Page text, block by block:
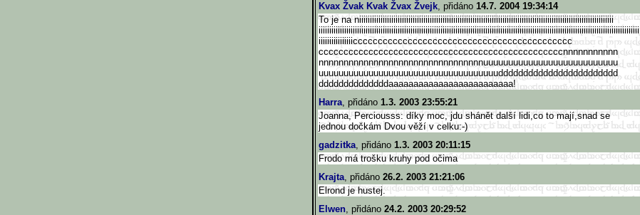
Kvax Žvak Kvak Žvax Žvejk, přidáno 14.7. 2004 19:34:14
To je na niiiiiiiiiiiiiiiiiiiiiiiiiiiiiiiiiiiiiiiiiiiiiiiiiiiiiiiiiiiiiiiiiiiiiiiiiiiiiiiiiiiiiiiiiiiiiiiiiiiiiiiiiiiiiiiiiiiiiii
iiiiiiiiiiiiiiiiiiiiiiiiiiiiiiiiiiiiiiiiiiiiiiiiiiiiiiiiiiiiiiiiiiiiiiiiiiiiiiiiiiiiiiiiiiiiiiiiiiiiiiiiiiiiiiiiiiiiiiiiiiiiiiiiiiiiiiiiiiiiiiiiiiiiii
iiiiiiiiiiiiiiiicccccccccccccccccccccccccccccccccccccccccccc
cccccccccccccccccccccccccccccccccccccccccccccccccnnnnnnnnnnn
nnnnnnnnnnnnnnnnnnnnnnnnnnnnnnnnnuuuuuuuuuuuuuuuuuuuuuuuuuuu
uuuuuuuuuuuuuuuuuuuuuuuuuuuuuuuuuuuudddddddddddddddddddddddd
ddddddddddddddaaaaaaaaaaaaaaaaaaaaaaaaa!
Harra, přidáno 1.3. 2003 23:55:21
Joanna, Perciousss: díky moc, jdu shánět další lidi,co to mají,snad se
jednou dočkám Dvou věží v celku:-)
gadzitka, přidáno 1.3. 2003 20:11:15
Frodo má trošku kruhy pod očima
Krajta, přidáno 26.2. 2003 21:21:06
Elrond je hustej.
Elwen, přidáno 24.2. 2003 20:29:52